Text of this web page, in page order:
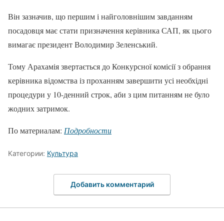
Він зазначив, що першим і найголовнішим завданням
посадовця має стати призначення керівника САП, як цього
вимагає президент Володимир Зеленський.
Тому Арахамія звертається до Конкурсної комісії з обрання
керівника відомства із проханням завершити усі необхідні
процедури у 10-денний строк, аби з цим питанням не було
жодних затримок.
По материалам: Подробности
Категории: Культура
Добавить комментарий